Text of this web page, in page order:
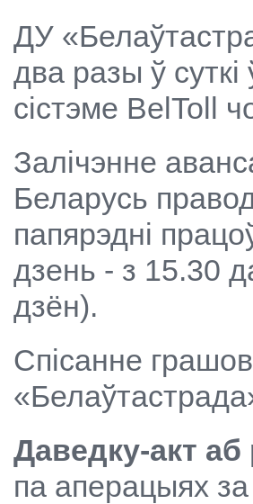
ДУ
два разы ў суткі
сістэме BelToll
Залічэнне
Беларусь
папярэдні
дзень - з 15.30
дзён).
Спісанне
Даведку-акт аб
па аперацыях